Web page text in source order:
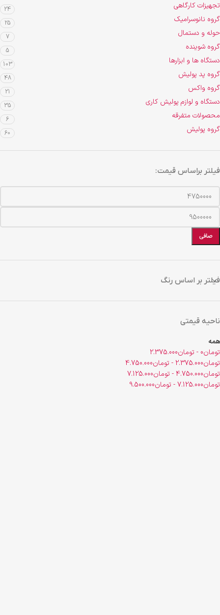
تجهیزات کارگاهی 24
گروه نانوسرامیک 25
حوله و دستمال 7
گروه شوینده 5
دستگاه ها و ابزارها 103
گروه پد پولیش 48
گروه واکس 21
دستگاه و لوازم پولیش کاری 35
محصولات متفرقه 6
گروه پولیش 60
فیلتر براساس قیمت:
صافی
فیلتر بر اساس رنگ
ناحیه قیمتی
همه
تومان0
- تومان2.375.000
تومان2.375.000
- تومان4.750.000
تومان4.750.000
- تومان7.125.000
تومان7.125.000
- تومان9.500.000